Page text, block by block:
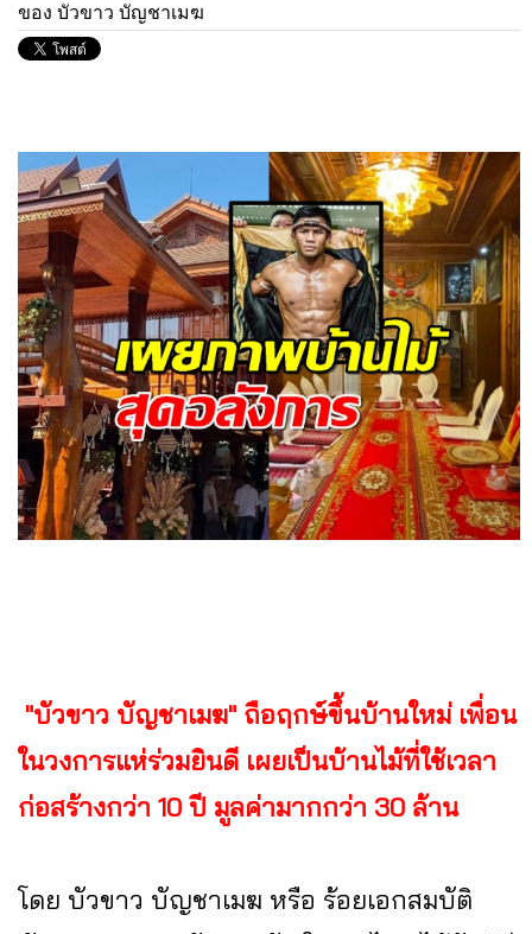
ของ บัวขาว บัญชาเมฆ
"บัวขาว บัญชาเมฆ" ถือฤกษ์ขึ้นบ้านใหม่ เพื่อน
ในวงการแห่ร่วมยินดี เผยเป็นบ้านไม้ที่ใช้เวลา
ก่อสร้างกว่า 10 ปี มูลค่ามากกว่า 30 ล้าน
โดย บัวขาว บัญชาเมฆ หรือ ร้อยเอกสมบัติ